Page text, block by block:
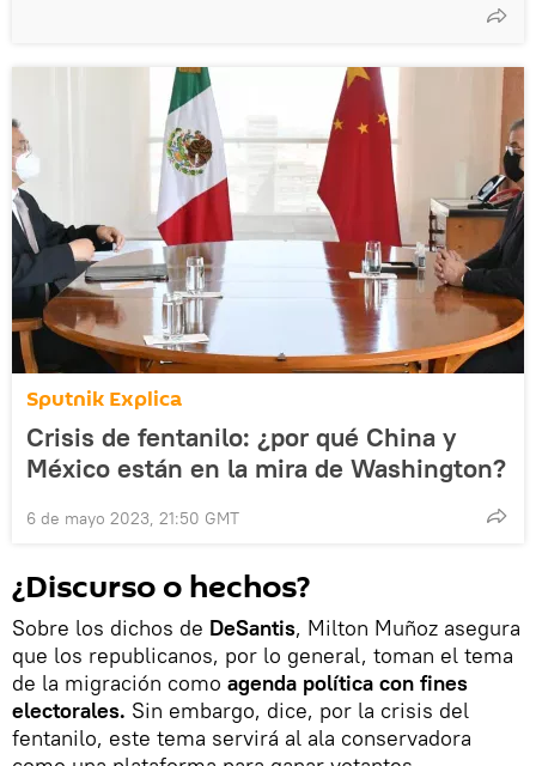
Sputnik Explica
Crisis de fentanilo: ¿por qué China y
México están en la mira de Washington?
6 de mayo 2023, 21:50 GMT
¿Discurso o hechos?
Sobre los dichos de DeSantis, Milton Muñoz asegura
que los republicanos, por lo general, toman el tema
de la migración como agenda política con fines
electorales. Sin embargo, dice, por la crisis del
fentanilo, este tema servirá al ala conservadora